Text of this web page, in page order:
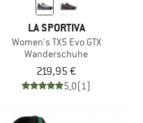
LA SPORTIVA
Women's TX5 Evo GTX
Wanderschuhe
219,95 €
5,0(1)